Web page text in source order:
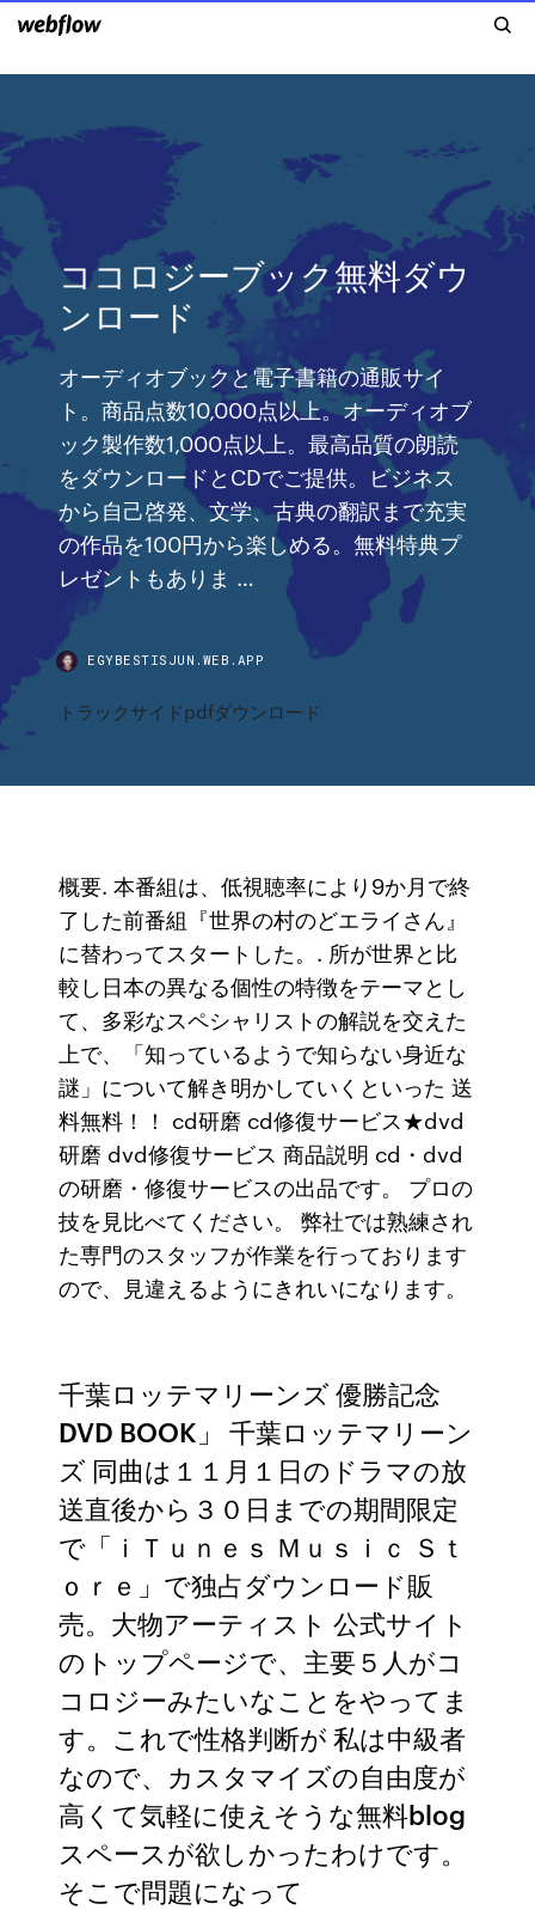
ココロジーブック無料ダウ
ンロード
オーディオブックと電子書籍の通販サイ
ト。商品点数10,000点以上。オーディオブ
ック製作数1,000点以上。最高品質の朗読
をダウンロードとCDでご提供。ビジネス
から自己啓発、文学、古典の翻訳まで充実
の作品を100円から楽しめる。無料特典プ
レゼントもありま …
EGYBESTISJUN.WEB.APP
トラックサイドpdfダウンロード
概要. 本番組は、低視聴率により9か月で終
了した前番組『世界の村のどエライさん』
に替わってスタートした。. 所が世界と比
較し日本の異なる個性の特徴をテーマとし
て、多彩なスペシャリストの解説を交えた
上で、「知っているようで知らない身近な
謎」について解き明かしていくといった 送
料無料！！ cd研磨 cd修復サービス★dvd
研磨 dvd修復サービス 商品説明 cd・dvd
の研磨・修復サービスの出品です。 プロの
技を見比べてください。 弊社では熟練され
た専門のスタッフが作業を行っております
ので、見違えるようにきれいになります。
千葉ロッテマリーンズ 優勝記念
DVD BOOK」 千葉ロッテマリーン
ズ 同曲は１１月１日のドラマの放
送直後から３０日までの期間限定
で「ｉＴｕｎｅｓ Ｍｕｓｉｃ Ｓｔ
ｏｒｅ」で独占ダウンロード販
売。大物アーティスト 公式サイト
のトップページで、主要５人がコ
コロジーみたいなことをやってま
す。これで性格判断が 私は中級者
なので、カスタマイズの自由度が
高くて気軽に使えそうな無料blog
スペースが欲しかったわけです。
そこで問題になって